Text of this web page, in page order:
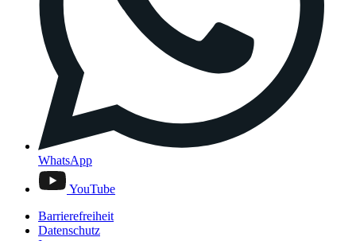
WhatsApp
YouTube
Barrierefreiheit
Datenschutz